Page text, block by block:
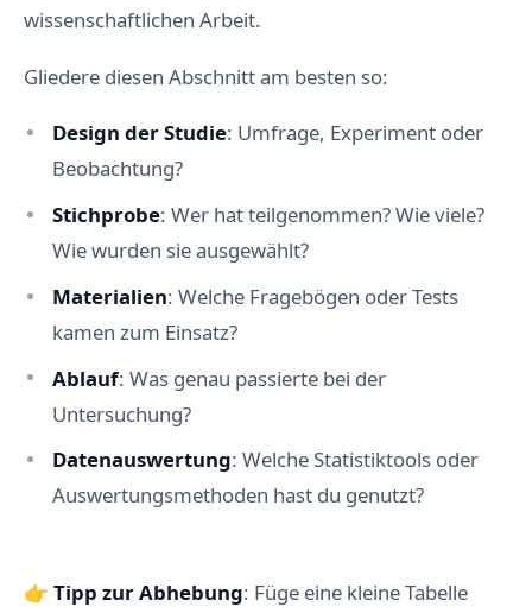
wissenschaftlichen Arbeit.
Gliedere diesen Abschnitt am besten so:
Design der Studie: Umfrage, Experiment oder
Beobachtung?
Stichprobe: Wer hat teilgenommen? Wie viele?
Wie wurden sie ausgewählt?
Materialien: Welche Fragebögen oder Tests
kamen zum Einsatz?
Ablauf: Was genau passierte bei der
Untersuchung?
Datenauswertung: Welche Statistiktools oder
Auswertungsmethoden hast du genutzt?
👉 Tipp zur Abhebung: Füge eine kleine Tabelle